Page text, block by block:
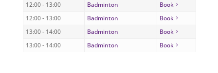
12:00 - 13:00
Badminton
Book
12:00 - 13:00
Badminton
Book
13:00 - 14:00
Badminton
Book
13:00 - 14:00
Badminton Book